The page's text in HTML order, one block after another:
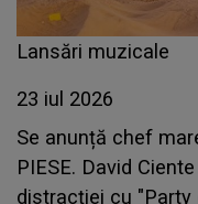
Lansări muzicale
23 iul 2026
Se anunță chef
PIESE. David
distracției cu "Party